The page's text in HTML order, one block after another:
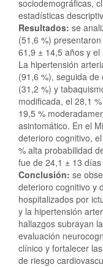
sociodemográficas,
estadísticas
Resultados: se
(51,6 %)
61,9 ± 14,5 años y
La hipertensión
(91,6 %), seguida
(31,2 %) y
modificada, el 28,1
19,5 %
asintomático. En el
deterioro cognitivo,
% alta probabilidad
fue de 24,1 ± 13
Conclusión: se
deterioro cognitivo y
hospitalizados por
y la hipertensión
hallazgos subrayan
evaluación
clínico y fortalecer
de riesgo